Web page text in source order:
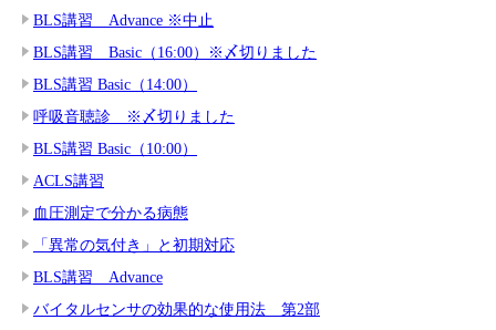
BLS講習 Advance ※中止
BLS講習 Basic（16:00）※〆切りました
BLS講習 Basic（14:00）
呼吸音聴診 ※〆切りました
BLS講習 Basic（10:00）
ACLS講習
血圧測定で分かる病態
「異常の気付き」と初期対応
BLS講習 Advance
バイタルセンサの効果的な使用法 第2部